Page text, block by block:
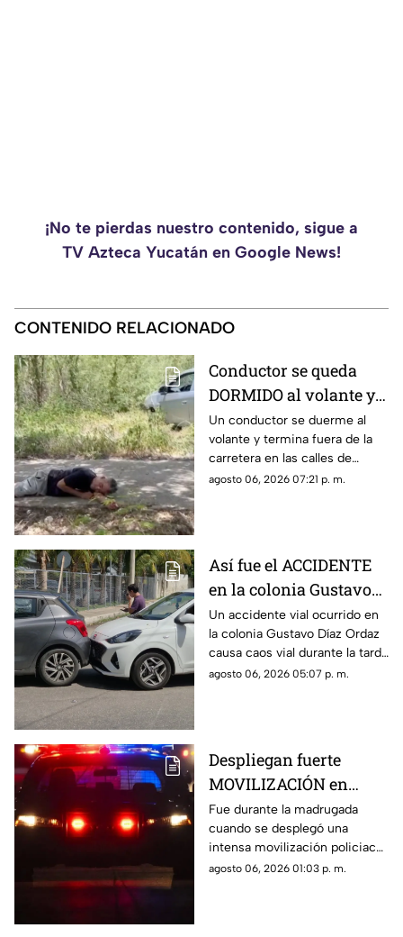
¡No te pierdas nuestro contenido, sigue a
TV Azteca Yucatán en Google News!
CONTENIDO RELACIONADO
Conductor se queda
DORMIDO al volante y
termina entre la
maleza en Ciudad
Caucel
Un conductor se duerme al
volante y termina fuera de la
carretera en las calles de
Ciudad Caucel, por lo que se
agosto 06, 2026 07:21 p. m.
Así fue el ACCIDENTE
en la colonia Gustavo
Díaz Ordaz que causó
CAOS VIAL este jueves
Un accidente vial ocurrido en
la colonia Gustavo Díaz Ordaz
causa caos vial durante la tarde
de este jueves 6 de agosto,
agosto 06, 2026 05:07 p. m.
Despliegan fuerte
MOVILIZACIÓN en
Progreso tras
PELIGROSO
HALLAZGO; esto
encontraron
Fue durante la madrugada
cuando se desplegó una
intensa movilización policiaca
en Progreso, luego de
agosto 06, 2026 01:03 p. m.